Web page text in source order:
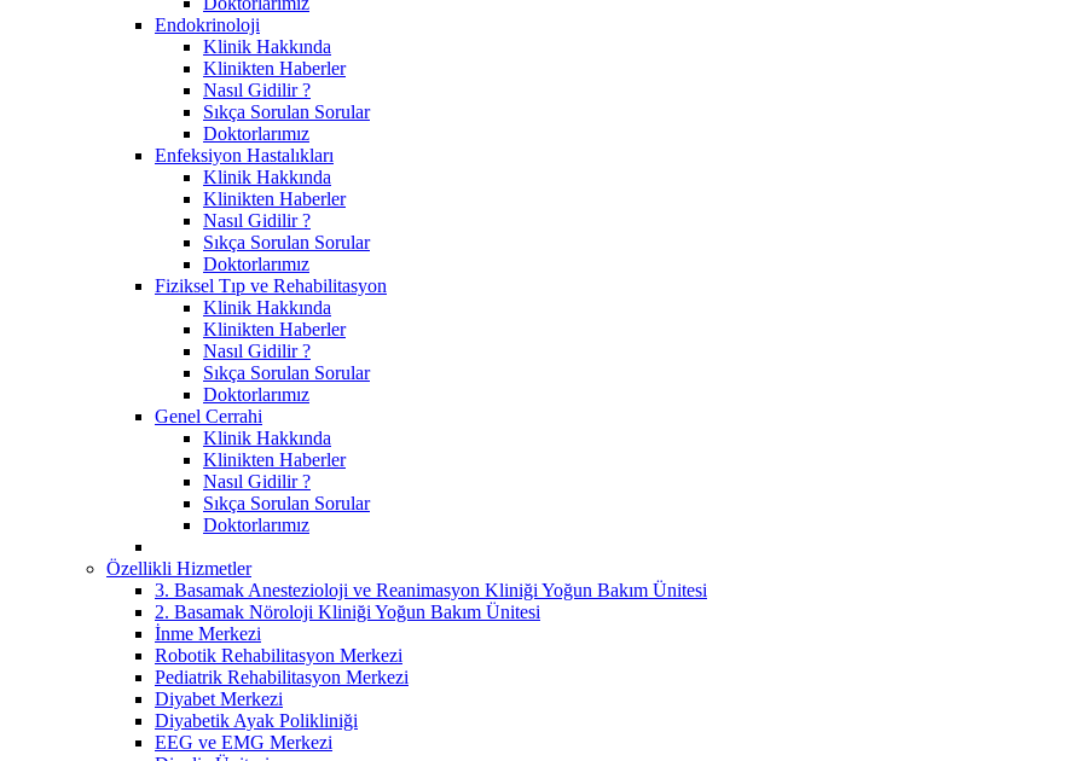
Endokrinoloji
Klinik Hakkında
Klinikten Haberler
Nasıl Gidilir ?
Sıkça Sorulan Sorular
Doktorlarımız
Enfeksiyon Hastalıkları
Klinik Hakkında
Klinikten Haberler
Nasıl Gidilir ?
Sıkça Sorulan Sorular
Doktorlarımız
Fiziksel Tıp ve Rehabilitasyon
Klinik Hakkında
Klinikten Haberler
Nasıl Gidilir ?
Sıkça Sorulan Sorular
Doktorlarımız
Genel Cerrahi
Klinik Hakkında
Klinikten Haberler
Nasıl Gidilir ?
Sıkça Sorulan Sorular
Doktorlarımız
Özellikli Hizmetler
3. Basamak Anestezioloji ve Reanimasyon Kliniği Yoğun Bakım Ünitesi
2. Basamak Nöroloji Kliniği Yoğun Bakım Ünitesi
İnme Merkezi
Robotik Rehabilitasyon Merkezi
Pediatrik Rehabilitasyon Merkezi
Diyabet Merkezi
Diyabetik Ayak Polikliniği
EEG ve EMG Merkezi